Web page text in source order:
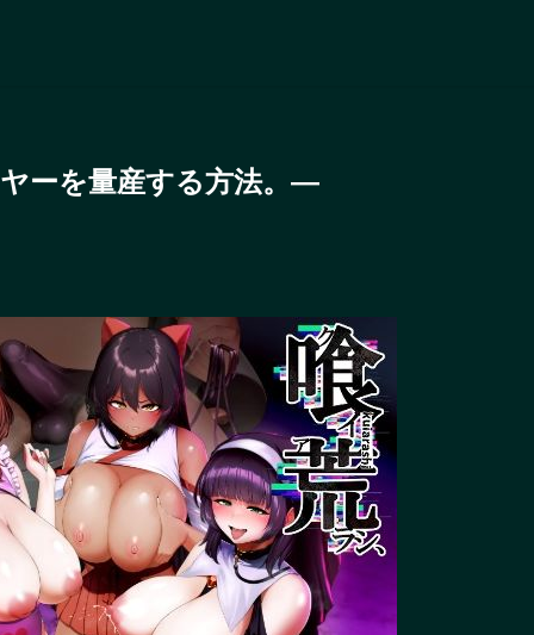
ーを量産する方法。―